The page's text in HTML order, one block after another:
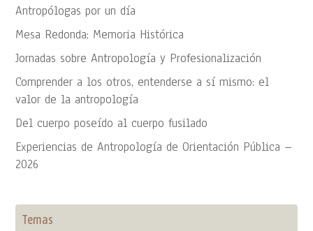
Antropólogas por un día
Mesa Redonda: Memoria Histórica
Jornadas sobre Antropología y Profesionalización
Comprender a los otros, entenderse a sí mismo: el
valor de la antropología
Del cuerpo poseído al cuerpo fusilado
Experiencias de Antropología de Orientación Pública –
2026
Temas